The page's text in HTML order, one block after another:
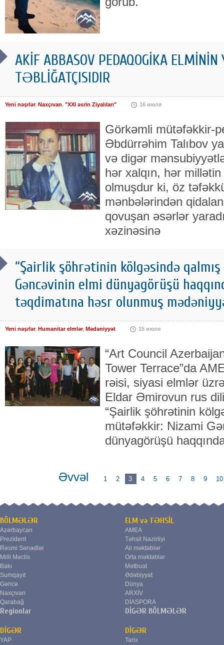
AKİF ABBASOV PEDAQOGİKA ELMİNİN
TƏBLİĞATÇISIDIR
Yeni nəşrlər, Naxçıvan, "XXI əsrin Ziyalıları" 16 июля
Görkəmli mütəfəkkir-
Əbdürrəhim Talıbov
və digər
hər xalqın, hər
olmuşdur ki, öz
mənbələrindən
qovuşan əsərlər
xəzinəsinə
“Şairlik şöhrətinin kölgəsində
Gəncəvinin elmi dünyagörüşü
təqdimatına həsr olunmuş
Yeni nəşrlər, Humanitar elmlər, Mədəniyyət 15 июля
“Art Council
Tower Terrace”da
rəisi, siyasi elmlər
Eldar Əmirovun rus
“Şairlik şöhrətinin
mütəfəkkir: Nizami
dünyagörüşü
Əvvəl 1 2 3 4 5 6 7 8 9 10
BÖLMƏLƏR
Azərbaycan
Prezident
Rəsmi Sənədlər
Milli Məclis
Bakı
Sumqayıt
Gəncə
Naxçıvan
Qarabağ
Regionlar
ELM və TƏHSİL
AMEA
Təhsil Nazirliyi
Ali məktəblər
Orta məktəblər
Mətbuat
Ədəbiyyat
Dünya
ARXİV
DİASPORA
DİGƏR BÖLMƏLƏR
DİGƏR
YAP
DİGƏR
Tarix